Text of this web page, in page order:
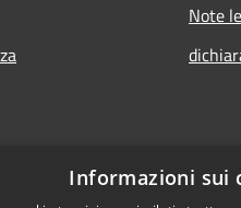
Note
Informazioni sui